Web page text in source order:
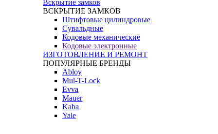
Вскрытие замков
ВСКРЫТИЕ ЗАМКОВ
Штифтовые цилиндровые
Сувальдные
Кодовые механические
Кодовые электронные
ИЗГОТОВЛЕНИЕ И РЕМОНТ
ПОПУЛЯРНЫЕ БРЕНДЫ
Abloy
Mul-T-Lock
Evva
Mauer
Kaba
Yale